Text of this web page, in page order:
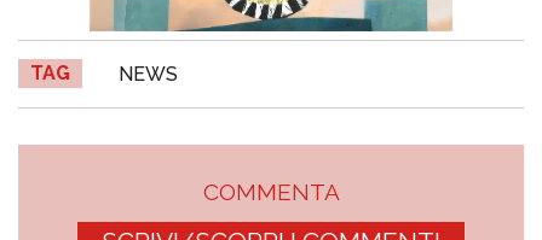
TAG NEWS
COMMENTA